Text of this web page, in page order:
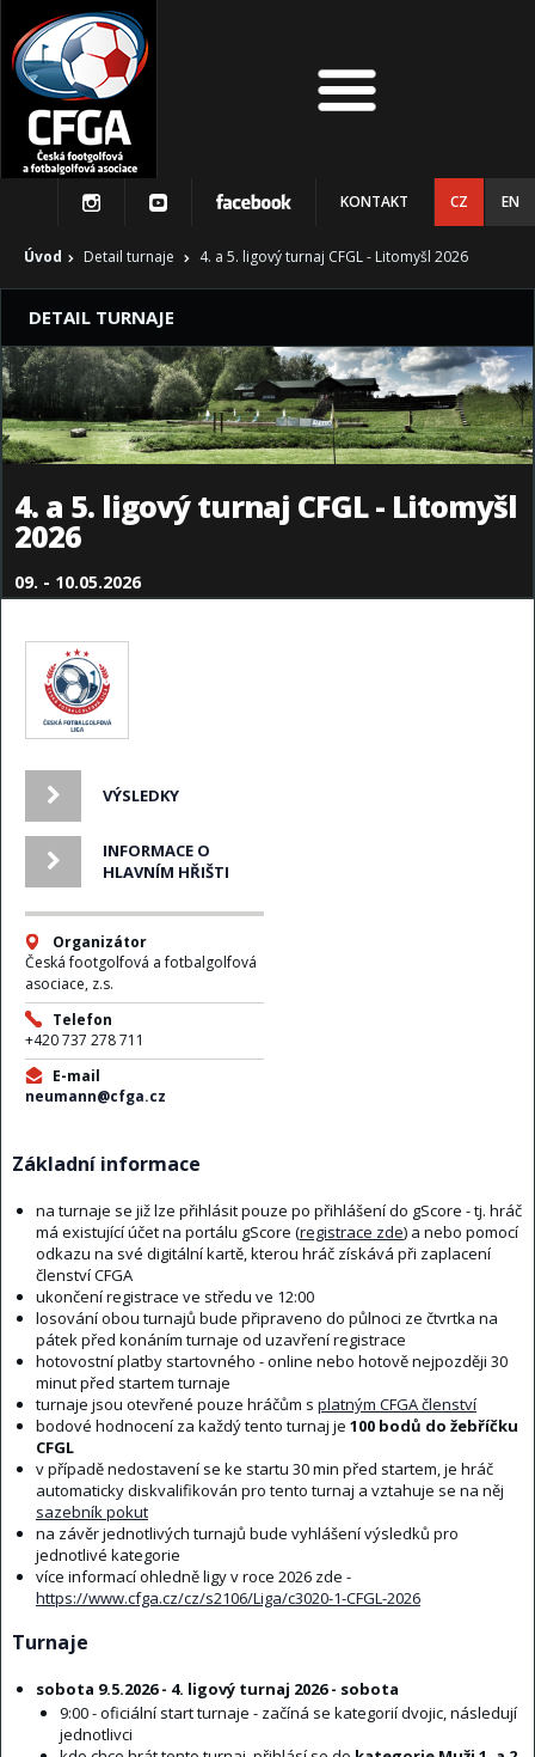
KONTAKT CZ EN
Úvod Detail turnaje 4. a 5. ligový turnaj CFGL - Litomyšl 2026
DETAIL TURNAJE
4. a 5. ligový turnaj CFGL - Litomyšl
2026
09. - 10.05.2026
VÝSLEDKY
INFORMACE O
HLAVNÍM HŘIŠTI
Organizátor
Česká footgolfová a fotbalgolfová
asociace, z.s.
Telefon
+420 737 278 711
E-mail
neumann@cfga.cz
Základní informace
na turnaje se již lze přihlásit pouze po přihlášení do gScore - tj. hráč
má existující účet na portálu gScore (registrace zde) a nebo pomocí
odkazu na své digitální kartě, kterou hráč získává při zaplacení
členství CFGA
ukončení registrace ve středu ve 12:00
losování obou turnajů bude připraveno do půlnoci ze čtvrtka na
pátek před konáním turnaje od uzavření registrace
hotovostní platby startovného - online nebo hotově nejpozději 30
minut před startem turnaje
turnaje jsou otevřené pouze hráčům s platným CFGA členství
bodové hodnocení za každý tento turnaj je 100 bodů do žebříčku
CFGL
v případě nedostavení se ke startu 30 min před startem, je hráč
automaticky diskvalifikován pro tento turnaj a vztahuje se na něj
sazebník pokut
na závěr jednotlivých turnajů bude vyhlášení výsledků pro
jednotlivé kategorie
více informací ohledně ligy v roce 2026 zde -
https://www.cfga.cz/cz/s2106/Liga/c3020-1-CFGL-2026
Turnaje
sobota 9.5.2026 - 4. ligový turnaj 2026 - sobota
9:00 - oficiální start turnaje - začíná se kategorií dvojic, následují
jednotlivci